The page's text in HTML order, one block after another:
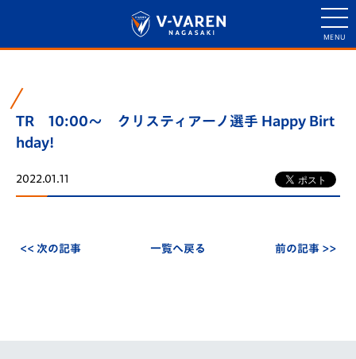
TR 10:00～ クリスティアーノ選手 Happy Birt
hday!
2022.01.11
<< 次の記事 一覧へ戻る 前の記事 >>